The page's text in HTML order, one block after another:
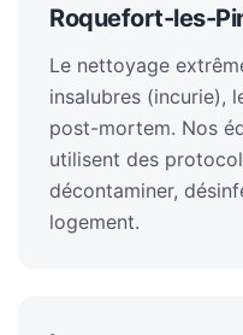
Roquefort-les-
Le nettoyage
insalubres (incurie),
post-mortem. Nos
utilisent des
décontaminer,
logement.